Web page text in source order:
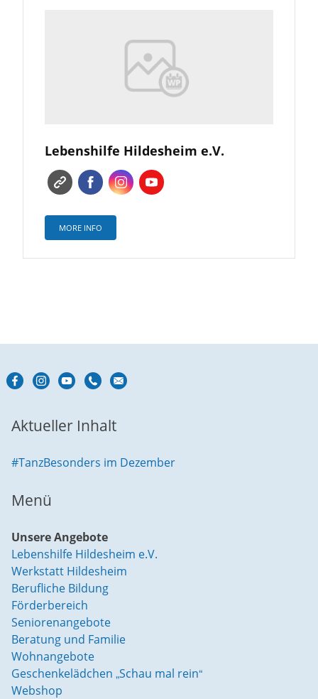
Lebenshilfe Hildesheim e.V.
MORE INFO
Aktueller Inhalt
#TanzBesonders im Dezember
Menü
Unsere Angebote
Lebenshilfe Hildesheim e.V.
Werkstatt Hildesheim
Berufliche Bildung
Förderbereich
Seniorenangebote
Beratung und Familie
Wohnangebote
Geschenkelädchen „Schau mal rein“
Webshop